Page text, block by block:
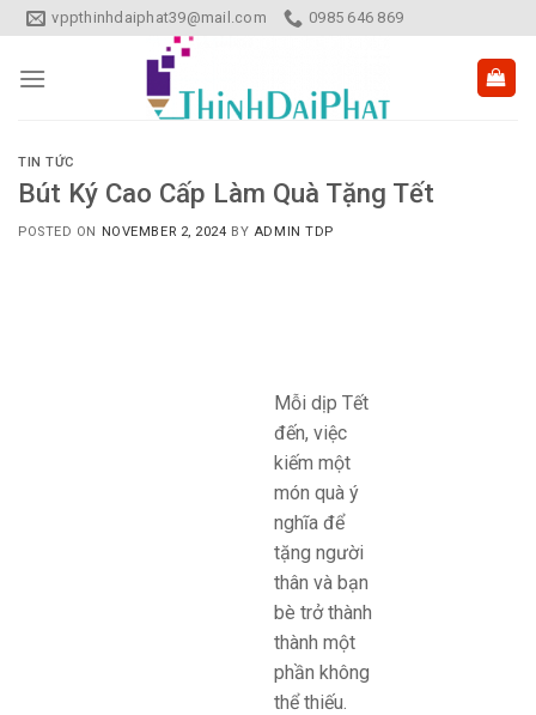
Skip
to
content
vppthinhdaiphat39@mail.com 0985 646 869
TIN TỨC
Bút Ký Cao Cấp Làm Quà Tặng Tết
POSTED ON NOVEMBER 2, 2024 BY ADMIN TDP
Mỗi dịp Tết
đến, việc
kiếm một
món quà ý
nghĩa để
tặng người
thân và bạn
bè trở thành
thành một
phần không
thể thiếu.